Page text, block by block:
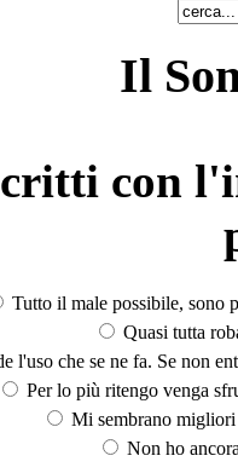
Il
con
Tutto il male possibile, sono
Quasi tutta
l'uso che se ne fa. Se non
Per lo più ritengo venga
Mi sembrano
Non ho